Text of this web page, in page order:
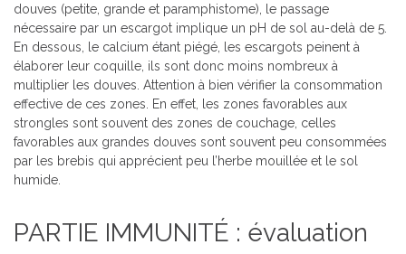
douves (petite, grande et paramphistome), le passage
nécessaire par un escargot implique un pH de sol au-delà de 5.
En dessous, le calcium étant piégé, les escargots peinent à
élaborer leur coquille, ils sont donc moins nombreux à
multiplier les douves. Attention à bien vérifier la consommation
effective de ces zones. En effet, les zones favorables aux
strongles sont souvent des zones de couchage, celles
favorables aux grandes douves sont souvent peu consommées
par les brebis qui apprécient peu l’herbe mouillée et le sol
humide.
PARTIE IMMUNITÉ : évaluation